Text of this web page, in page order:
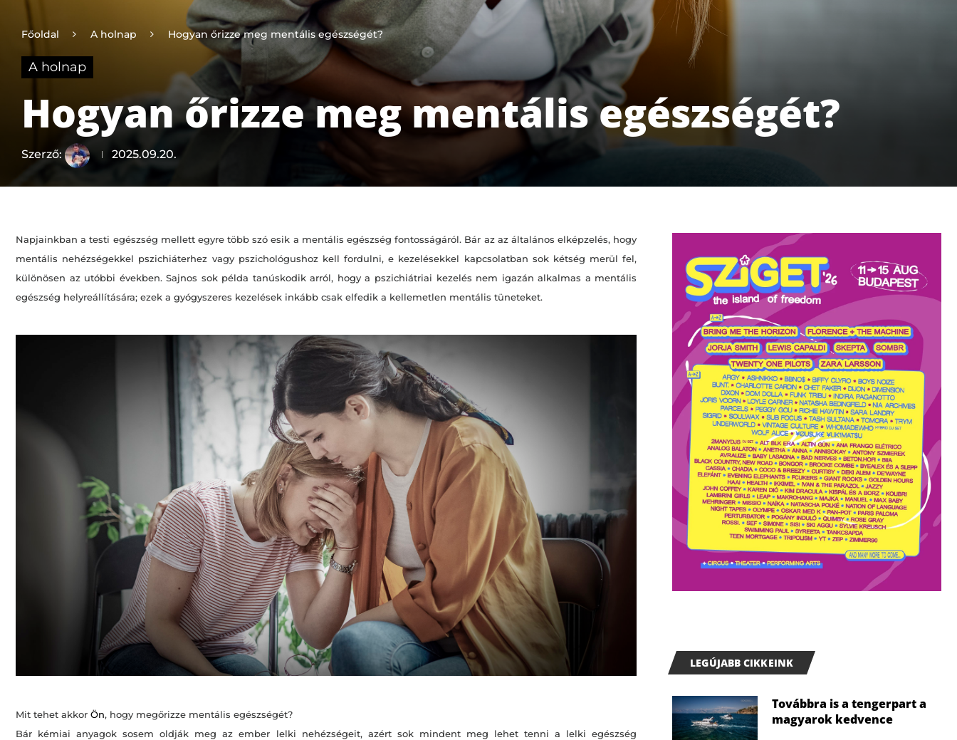
Főoldal A holnap Hogyan őrizze meg mentális egészségét?
A holnap
Hogyan őrizze meg mentális egészségét?
Szerző: 2025.09.20.
Napjainkban a testi egészség mellett egyre több szó esik a mentális egészség fontosságáról. Bár az az általános elképzelés, hogy
mentális nehézségekkel pszichiáterhez vagy pszichológushoz kell fordulni, e kezelésekkel kapcsolatban sok kétség merül fel,
különösen az utóbbi években. Sajnos sok példa tanúskodik arról, hogy a pszichiátriai kezelés nem igazán alkalmas a mentális
egészség helyreállítására; ezek a gyógyszeres kezelések inkább csak elfedik a kellemetlen mentális tüneteket.
Mit tehet akkor Ön, hogy megőrizze mentális egészségét?
Bár kémiai anyagok sosem oldják meg az ember lelki nehézségeit, azért sok mindent meg lehet tenni a lelki egészség
LEGÚJABB CIKKEINK
Továbbra is a tengerpart a
magyarok kedvence